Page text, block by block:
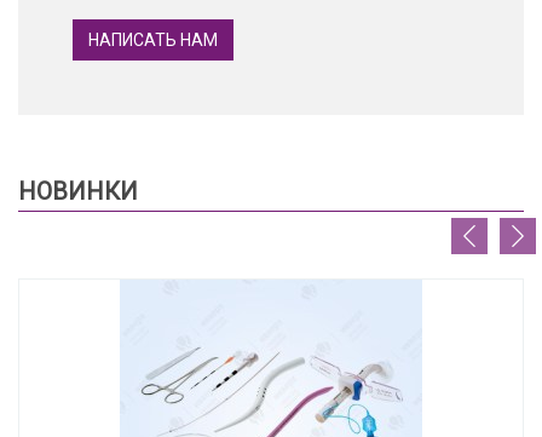
НАПИСАТЬ НАМ
НОВИНКИ